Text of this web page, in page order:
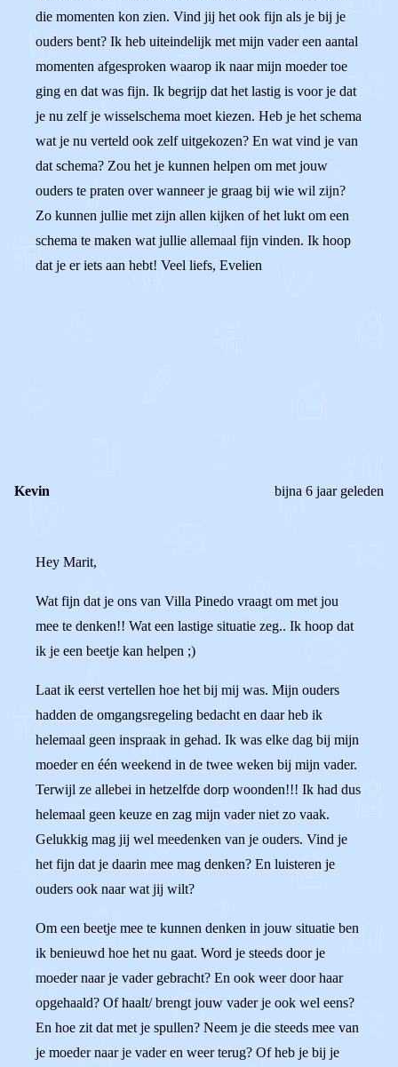
die momenten kon zien. Vind jij het ook fijn als je bij je
ouders bent? Ik heb uiteindelijk met mijn vader een aantal
momenten afgesproken waarop ik naar mijn moeder toe
ging en dat was fijn. Ik begrijp dat het lastig is voor je dat
je nu zelf je wisselschema moet kiezen. Heb je het schema
wat je nu verteld ook zelf uitgekozen? En wat vind je van
dat schema? Zou het je kunnen helpen om met jouw
ouders te praten over wanneer je graag bij wie wil zijn?
Zo kunnen jullie met zijn allen kijken of het lukt om een
schema te maken wat jullie allemaal fijn vinden. Ik hoop
dat je er iets aan hebt! Veel liefs, Evelien
Kevin bijna 6 jaar geleden
Hey Marit,
Wat fijn dat je ons van Villa Pinedo vraagt om met jou
mee te denken!! Wat een lastige situatie zeg.. Ik hoop dat
ik je een beetje kan helpen ;)
Laat ik eerst vertellen hoe het bij mij was. Mijn ouders
hadden de omgangsregeling bedacht en daar heb ik
helemaal geen inspraak in gehad. Ik was elke dag bij mijn
moeder en één weekend in de twee weken bij mijn vader.
Terwijl ze allebei in hetzelfde dorp woonden!!! Ik had dus
helemaal geen keuze en zag mijn vader niet zo vaak.
Gelukkig mag jij wel meedenken van je ouders. Vind je
het fijn dat je daarin mee mag denken? En luisteren je
ouders ook naar wat jij wilt?
Om een beetje mee te kunnen denken in jouw situatie ben
ik benieuwd hoe het nu gaat. Word je steeds door je
moeder naar je vader gebracht? En ook weer door haar
opgehaald? Of haalt/ brengt jouw vader je ook wel eens?
En hoe zit dat met je spullen? Neem je die steeds mee van
je moeder naar je vader en weer terug? Of heb je bij je